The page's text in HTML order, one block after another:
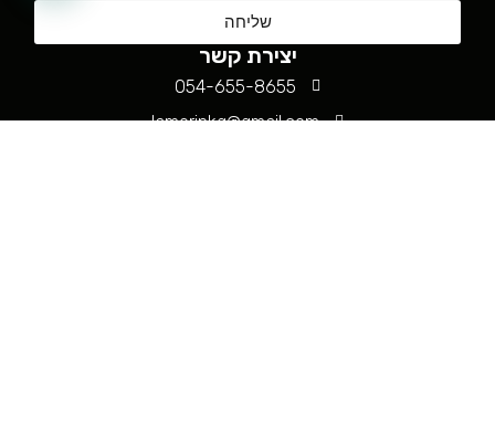
שליחה
יצירת קשר
054-655-8655
lamorinkg@gmail.com